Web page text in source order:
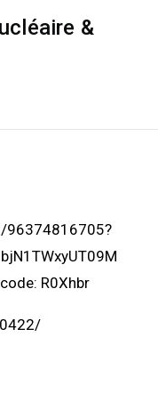
&
96374816705?
R0Xhbr